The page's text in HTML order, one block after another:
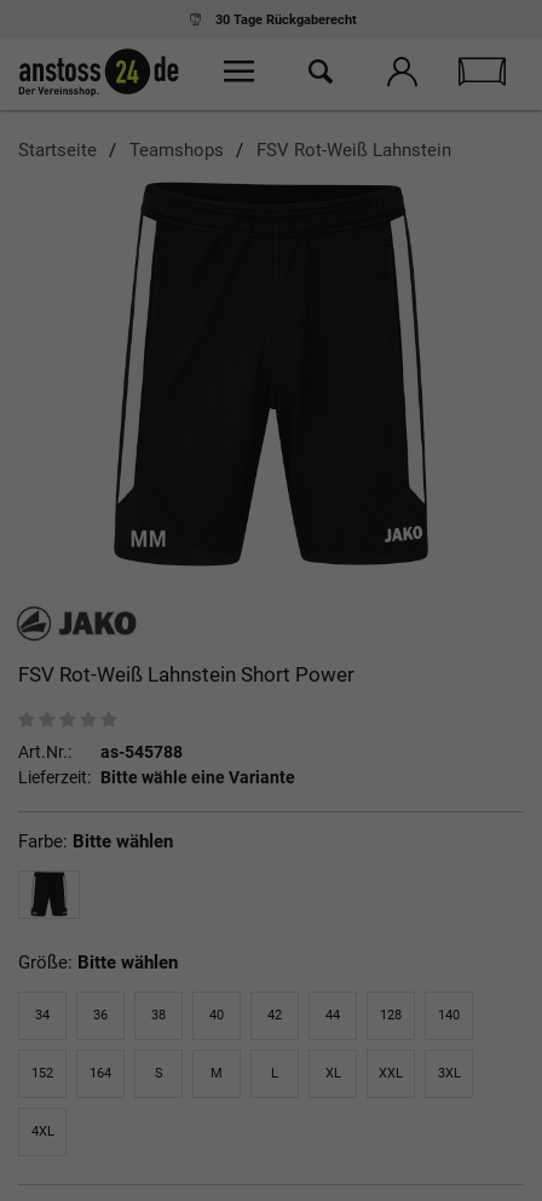
30 Tage Rückgaberecht
Startseite Teamshops FSV Rot-Weiß Lahnstein
FSV Rot-Weiß Lahnstein Short Power
Art.Nr.:
as-545788
Lieferzeit: Bitte wähle eine Variante
Farbe: Bitte wählen
Größe: Bitte wählen
34 36 38 40 42 44 128 140
152 164 S M L XL XXL 3XL
4XL